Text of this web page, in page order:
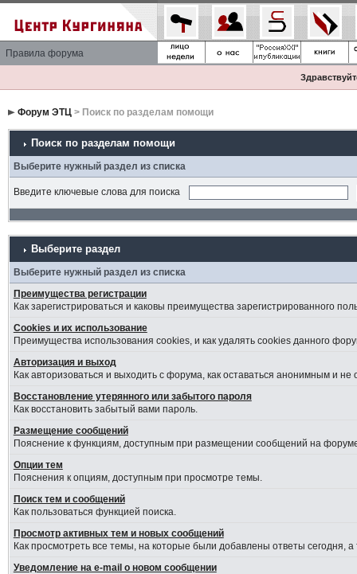
Правила форума
Форум ЭТЦ> Поиск по разделам помощи
Поиск по разделам помощи
Выберите нужный раздел из списка
Введите ключевые слова для поиска
Выберите раздел
Выберите нужный раздел из списка
Преимущества регистрации
Как зарегистрироваться и каковы преимущества зарегистрированного
Cookies и их использование
Преимущества использования cookies, и как удалять cookies данного
Авторизация и выход
Как авторизоваться и выходить с форума, как оставаться анонимным и
Восстановление утерянного или забытого пароля
Как восстановить забытый вами пароль.
Размещение сообщений
Пояснение к функциям, доступным при размещении сообщений на
Опции тем
Пояснения к опциям, доступным при просмотре темы.
Поиск тем и сообщений
Как пользоваться функцией поиска.
Просмотр активных тем и новых сообщений
Как просмотреть все темы, на которые были добавлены ответы сегодня,
Уведомление на е-mail о новом сообщении